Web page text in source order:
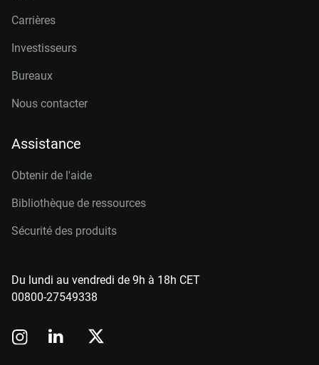
Carrières
Investisseurs
Bureaux
Nous contacter
Assistance
Obtenir de l'aide
Bibliothèque de ressources
Sécurité des produits
Du lundi au vendredi de 9h à 18h CET
00800-27549338